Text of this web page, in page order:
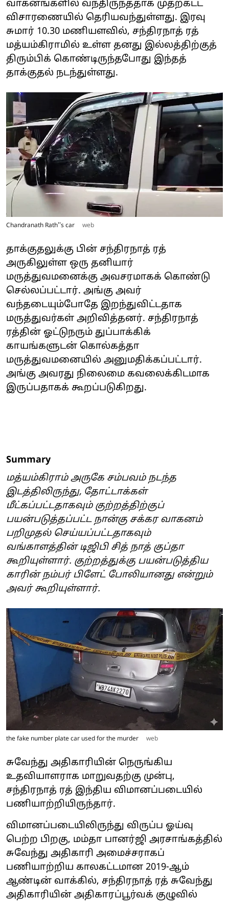
வாகனங்களில் வந்திருந்ததாக முதற்கட்ட
விசாரணையில் தெரியவந்துள்ளது. இரவு
சுமார் 10.30 மணியளவில், சந்திரநாத் ரத்
மத்யம்கிராமில் உள்ள தனது இல்லத்திற்குத்
திரும்பிக் கொண்டிருந்தபோது இந்தத்
தாக்குதல் நடந்துள்ளது.
Chandranath Rath''s car web
தாக்குதலுக்கு பின் சந்திரநாத் ரத்
அருகிலுள்ள ஒரு தனியார்
மருத்துவமனைக்கு அவசரமாகக் கொண்டு
செல்லப்பட்டார். அங்கு அவர்
வந்தடையும்போதே இறந்துவிட்டதாக
மருத்துவர்கள் அறிவித்தனர். சந்திரநாத்
ரத்தின் ஓட்டுநரும் துப்பாக்கிக்
காயங்களுடன் கொல்கத்தா
மருத்துவமனையில் அனுமதிக்கப்பட்டார்.
அங்கு அவரது நிலைமை கவலைக்கிடமாக
இருப்பதாகக் கூறப்படுகிறது.
Summary
மத்யம்கிராம் அருகே சம்பவம் நடந்த
இடத்திலிருந்து, தோட்டாக்கள்
மீட்கப்பட்டதாகவும் குற்றத்திற்குப்
பயன்படுத்தப்பட்ட நான்கு சக்கர வாகனம்
பறிமுதல் செய்யப்பட்டதாகவும்
வங்காளத்தின் டிஜிபி சித் நாத் குப்தா
கூறியுள்ளார். குற்றத்துக்கு பயன்படுத்திய
காரின் நம்பர் பிளேட் போலியானது என்றும்
அவர் கூறியுள்ளார்.
the fake number plate car used for the murder web
சுவேந்து அதிகாரியின் நெருங்கிய
உதவியாளராக மாறுவதற்கு முன்பு,
சந்திரநாத் ரத் இந்திய விமானப்படையில்
பணியாற்றியிருந்தார்.
விமானப்படையிலிருந்து விருப்ப ஓய்வு
பெற்ற பிறகு, மம்தா பானர்ஜி அரசாங்கத்தில்
சுவேந்து அதிகாரி அமைச்சராகப்
பணியாற்றிய காலகட்டமான 2019-ஆம்
ஆண்டின் வாக்கில், சந்திரநாத் ரத் சுவேந்து
அதிகாரியின் அதிகாரப்பூர்வக் குழுவில்